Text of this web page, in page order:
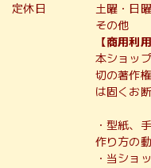
定休日
土曜・日
その他
【商用利
本ショッ
切の著作
は固くお
・型紙、
作り方の
・当ショ